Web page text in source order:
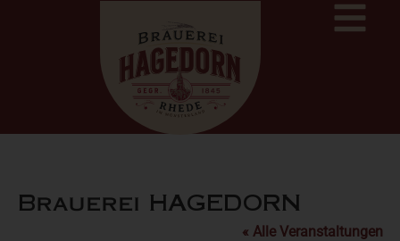
Brauerei HAGEDORN
« Alle Veranstaltungen